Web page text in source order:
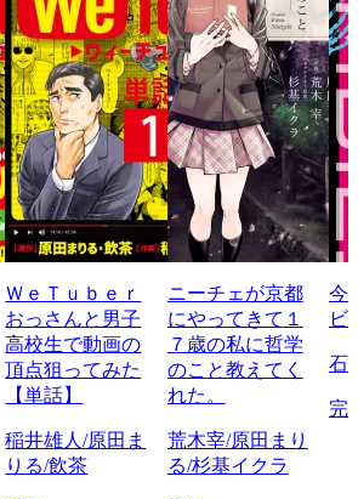
ＷｅＴｕｂｅｒ
おっさんと男子
高校生で動画の
頂点狙ってみた
【単話】
稲井雄人/原田ま
りる/飲茶
ニーチェが京都
にやってきて１
７歳の私に哲学
のこと教えてく
れた。
荒木宰/原田まり
る/杉基イクラ
今
ビ
石
完